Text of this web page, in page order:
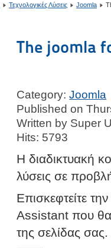
Τεχνολογικές Λύσεις Joomla
The joomla
Category:Joomla
Published on
Written by Super
Hits: 5793
Η διαδικτυακή
λύσεις σε
Επισκεφτείτε
Assistant που
της σελίδας σας.